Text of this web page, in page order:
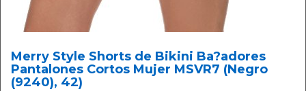
Merry Style Shorts de Bikini Ba?adores
Pantalones Cortos Mujer MSVR7 (Negro
(9240), 42)